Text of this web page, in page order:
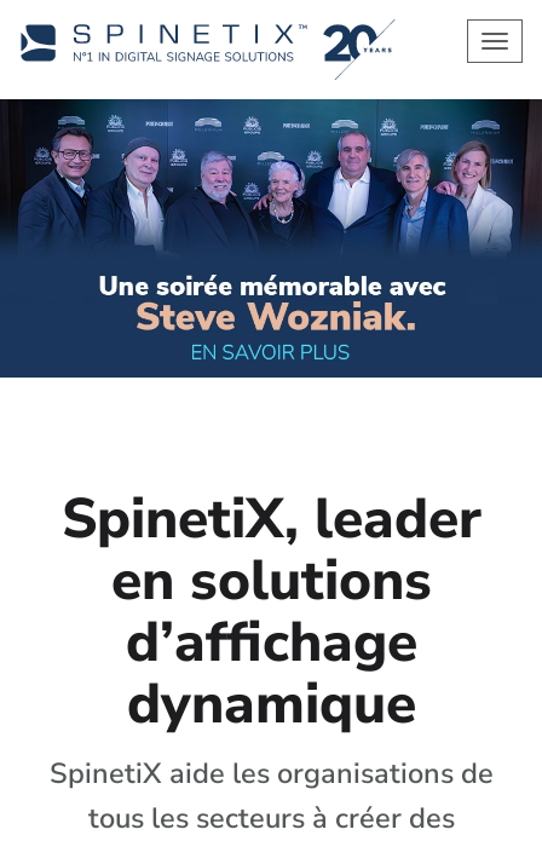
SpinetiX, leader
en solutions
d’affichage
dynamique
SpinetiX aide les organisations de
tous les secteurs à créer des